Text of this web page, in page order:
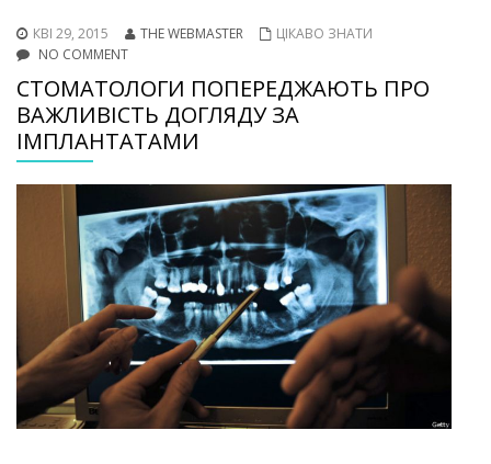
КВІ 29, 2015 THE WEBMASTER
ЦІКАВО ЗНАТИ
NO COMMENT
СТОМАТОЛОГИ ПОПЕРЕДЖАЮТЬ ПРО
ВАЖЛИВІСТЬ ДОГЛЯДУ ЗА
ІМПЛАНТАТАМИ